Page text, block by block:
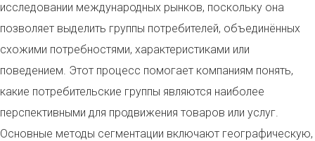
исследовании международных рынков, поскольку она
позволяет выделить группы потребителей, объединённых
схожими потребностями, характеристиками или
поведением. Этот процесс помогает компаниям понять,
какие потребительские группы являются наиболее
перспективными для продвижения товаров или услуг.
Основные методы сегментации включают географическую,